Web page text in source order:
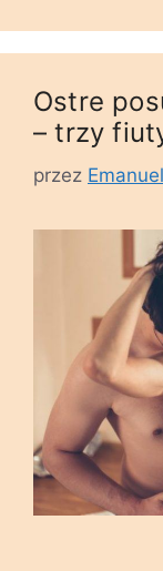
Ostre
– trzy
przez